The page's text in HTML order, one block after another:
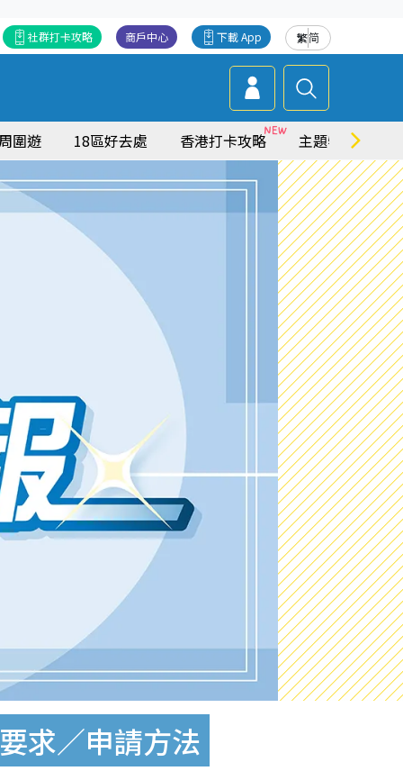
繁简
下載 App
商戶中心
社群打卡攻略
圍遊 18區好去處 香港打卡攻略 主題特集
求／申請方法